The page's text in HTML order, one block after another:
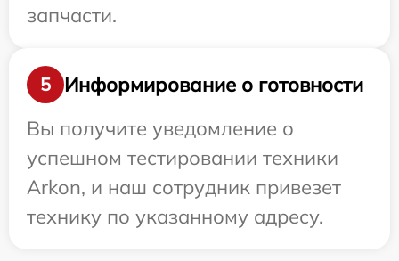
запчасти.
5
Информирование о готовности
Вы получите уведомление о
успешном тестировании техники
Arkon, и наш сотрудник привезет
технику по указанному адресу.